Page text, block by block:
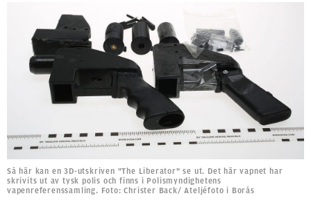
Så här kan en 3D-utskriven "The Liberator" se ut. Det här vapnet har
skrivits ut av tysk polis och finns i Polismyndighetens
vapenreferenssamling. Foto: Christer Back/ Ateljéfoto i Borås